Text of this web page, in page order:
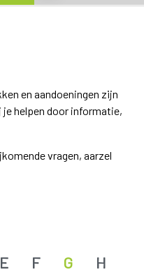
en aandoeningen zijn
helpen door informatie,
vragen, aarzel
E F G H